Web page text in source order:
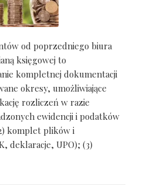
od poprzedniego biura
księgowej to
kompletnej dokumentacji
okresy, umożliwiające
rozliczeń w razie
ewidencji i podatków
komplet plików i
deklaracje, UPO); (3)